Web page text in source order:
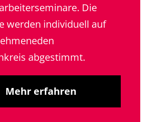
Die
werden individuell auf
abgestimmt.
Mehr erfahren